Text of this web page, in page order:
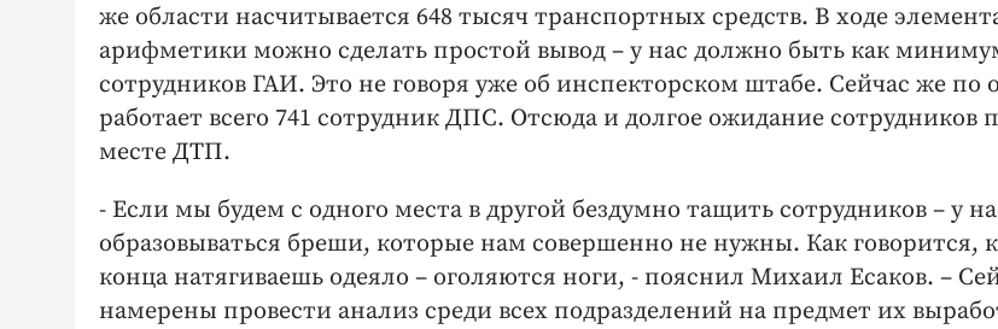
же области насчитывается 648 тысяч транспортных средств. В ходе
арифметики можно сделать простой вывод – у нас должно быть как
сотрудников ГАИ. Это не говоря уже об инспекторском штабе. Сейчас же по
работает всего 741 сотрудник ДПС. Отсюда и долгое ожидание сотрудников
месте ДТП.
- Если мы будем с одного места в другой бездумно тащить сотрудников – у
образовываться бреши, которые нам совершенно не нужны. Как говорится,
конца натягиваешь одеяло – оголяются ноги, - пояснил Михаил Есаков. –
намерены провести анализ среди всех подразделений на предмет их